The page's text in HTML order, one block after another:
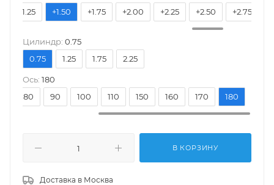
+1.25 +1.50 +1.75 +2.00 +2.25 +2.50 +2.75
Цилиндр: 0.75
0.75
1.25 1.75 2.25
Ось: 180
80 90 100 110 150 160 170 180
В КОРЗИНУ
Доставка в Москва